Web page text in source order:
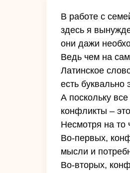
В работе с
здесь я
они дажи
Ведь чем на
Латинское
есть буквально
А поскольку
конфликты –
Несмотря на то
Во-первых,
мысли и
Во-вторых,